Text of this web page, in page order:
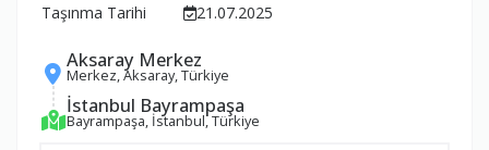
Taşınma Tarihi
21.07.2025
Aksaray Merkez
Merkez, Aksaray, Türkiye
İstanbul Bayrampaşa
Bayrampaşa, İstanbul, Türkiye